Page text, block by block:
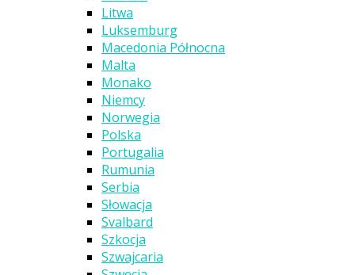
Litwa
Luksemburg
Macedonia Północna
Malta
Monako
Niemcy
Norwegia
Polska
Portugalia
Rumunia
Serbia
Słowacja
Svalbard
Szkocja
Szwajcaria